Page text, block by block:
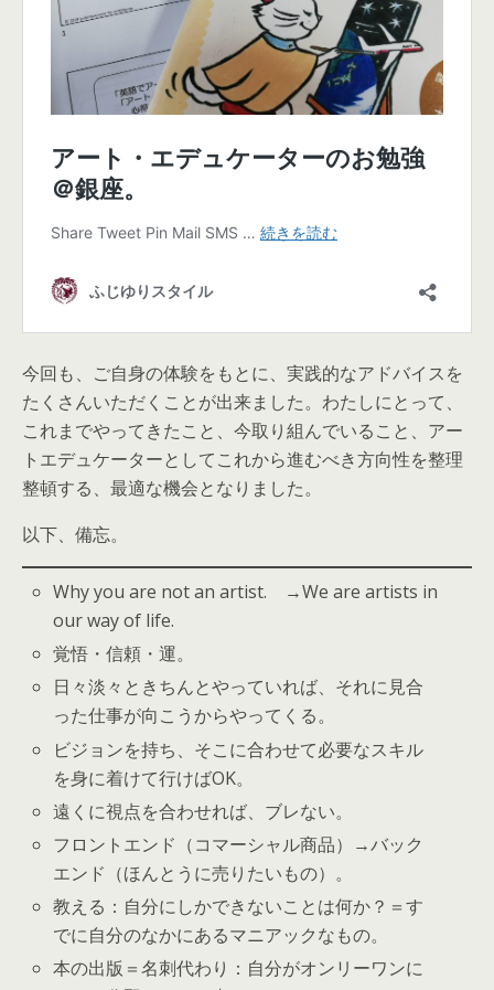
今回も、ご自身の体験をもとに、実践的なアドバイスを
たくさんいただくことが出来ました。わたしにとって、
これまでやってきたこと、今取り組んでいること、アー
トエデュケーターとしてこれから進むべき方向性を整理
整頓する、最適な機会となりました。
以下、備忘。
Why you are not an artist. →We are artists in
our way of life.
覚悟・信頼・運。
日々淡々ときちんとやっていれば、それに見合
った仕事が向こうからやってくる。
ビジョンを持ち、そこに合わせて必要なスキル
を身に着けて行けばOK。
遠くに視点を合わせれば、ブレない。
フロントエンド（コマーシャル商品）→バック
エンド（ほんとうに売りたいもの）。
教える：自分にしかできないことは何か？＝す
でに自分のなかにあるマニアックなもの。
本の出版＝名刺代わり：自分がオンリーワンに